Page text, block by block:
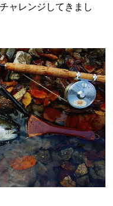
ャレンジしてきまし